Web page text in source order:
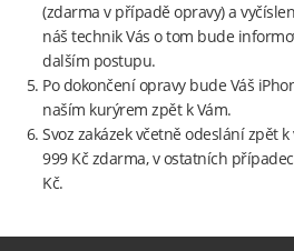
(zdarma v případě opravy) a
náš technik Vás o tom bude
dalším postupu.
Po dokončení opravy bude Váš
naším kurýrem zpět k Vám.
Svoz zakázek včetně odeslání zpět
999 Kč zdarma, v ostatních
Kč.